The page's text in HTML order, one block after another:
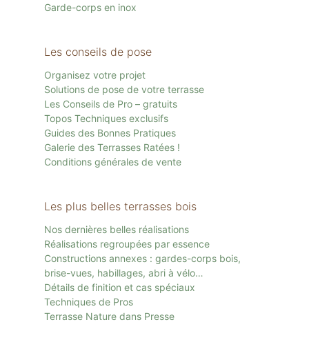
Garde-corps en inox
Les conseils de pose
Organisez votre projet
Solutions de pose de votre terrasse
Les Conseils de Pro – gratuits
Topos Techniques exclusifs
Guides des Bonnes Pratiques
Galerie des Terrasses Ratées !
Conditions générales de vente
Les plus belles terrasses bois
Nos dernières belles réalisations
Réalisations regroupées par essence
Constructions annexes : gardes-corps bois,
brise-vues, habillages, abri à vélo…
Détails de finition et cas spéciaux
Techniques de Pros
Terrasse Nature dans Presse